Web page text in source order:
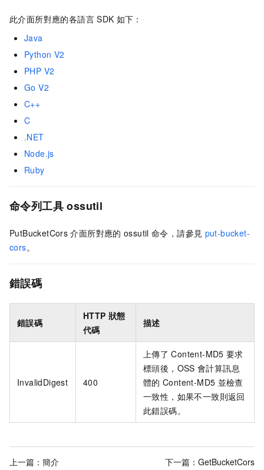
此介面所對應的各語言 SDK 如下：
Java
Python V2
PHP V2
Go V2
C++
C
.NET
Node.js
Ruby
命令列工具 ossutil
PutBucketCors 介面所對應的 ossutil 命令，請參見 put-bucket-
cors。
錯誤碼
錯誤碼
HTTP 狀態
代碼
描述
InvalidDigest 400
上傳了 Content-MD5 要求
標頭後，OSS 會計算訊息
體的 Content-MD5 並檢查
一致性，如果不一致則返回
此錯誤碼。
上一篇： 簡介 下一篇： GetBucketCors